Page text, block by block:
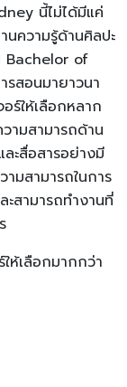
นี้ไม่ได้มีแค่
ความรู้ด้านศิลปะ
Bachelor of
สอนมายาวนา
ร์ให้เลือกหลาก
ามสามารถด้าน
ละสื่อสารอย่างมี
มสามารถในการ
สามารถทำงานที่
ห้เลือกมากกว่า